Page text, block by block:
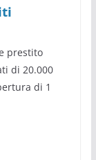
prestito
di 20.000
di 1